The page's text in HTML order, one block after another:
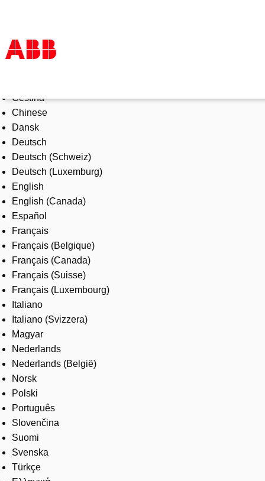
Products & Solutions
Industries
Services
About us
Where to buy
Contact us
Careers
Čeština
Chinese
Dansk
Deutsch
Deutsch (Schweiz)
Deutsch (Luxemburg)
English
English (Canada)
Español
Français
Français (Belgique)
Français (Canada)
Français (Suisse)
Français (Luxembourg)
Italiano
Italiano (Svizzera)
Magyar
Nederlands
Nederlands (België)
Norsk
Polski
Português
Slovenčina
Suomi
Svenska
Türkçe